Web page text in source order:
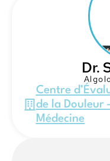
Dr.
Centre
de la Douleur
Médecine